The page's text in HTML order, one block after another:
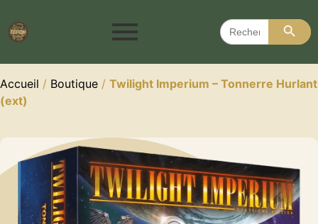
Search
for:
Search
Accueil / Boutique / Twilight Imperium – Tonnerre Hurlant
(ext)